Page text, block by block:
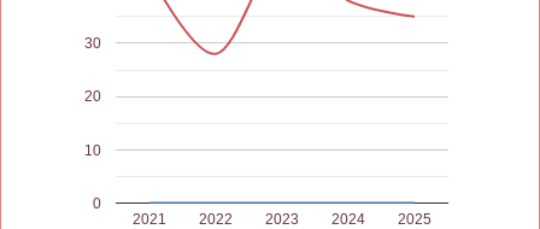
2021 2022 2023 2024 2025
0
10
20
30